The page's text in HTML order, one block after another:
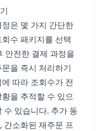
은 몇 가지 간단한
수 패키지를 선택
안전한 결제 과정을
을 즉시 처리하기
따라 조회수가 전
을 추적할 수 있으
수 있습니다. 추가 동
간소화된 재주문 프